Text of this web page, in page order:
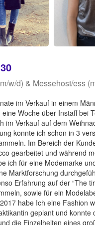
w/d) & Messehost/ess
im Verkauf in einem
Woche über Instaff bei
im Verkauf auf dem
konnte ich schon in 3
Im Bereich der
gearbeitet und während
ich für eine Modemarke
Marktforschung
Erfahrung auf der “The
sowie für ein
habe Ich eine Fashion
geplant und konnte
die Einzelheiten eines